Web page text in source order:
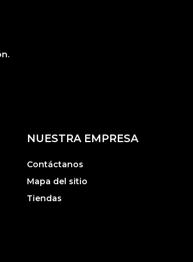
NUESTRA EMPRESA
Contáctanos
Mapa del sitio
Tiendas